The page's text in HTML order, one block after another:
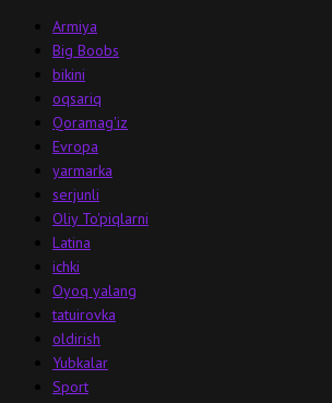
Armiya
Big Boobs
bikini
oqsariq
Qoramag'iz
Evropa
yarmarka
serjunli
Oliy To'piqlarni
Latina
ichki
Oyoq yalang
tatuirovka
oldirish
Yubkalar
Sport